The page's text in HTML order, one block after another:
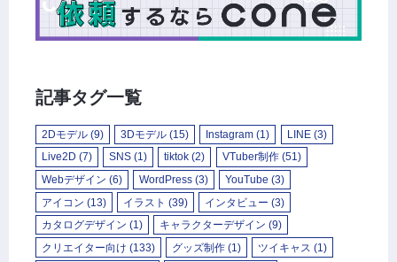
記事タグ一覧
2Dモデル (9) 3Dモデル (15) Instagram (1) LINE(3)
Live2D (7) SNS (1) tiktok (2) VTuber制作(51)
Webデザイン (6) WordPress (3) YouTube (3)
アイコン (13) イラスト (39) インタビュー (3)
カタログデザイン (1) キャラクターデザイン (9)
クリエイター向け (133) グッズ制作 (1) ツイキャス (1)